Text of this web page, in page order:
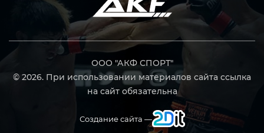
ООО "АКФ СПОРТ"
© 2026. При использовании материалов сайта ссылка
на сайт обязательна
Создание сайта —
Нажмите Enter для поиска или Esc, чтобы закрыть